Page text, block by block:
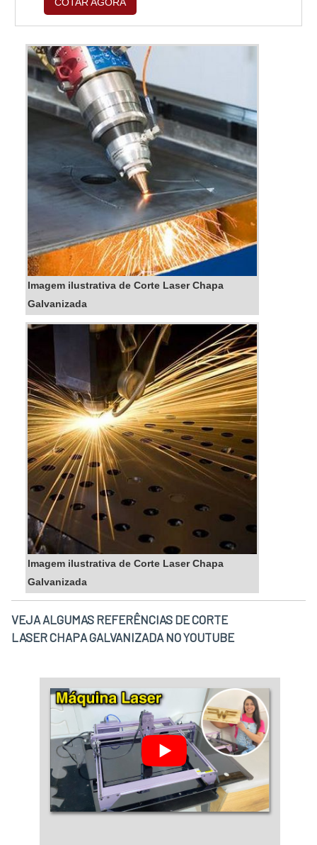
SOBRE CORTE A LASER CHAPA DE AÇOQuem
pesquisa na internet por uma empresa corte a
site da Interface. Atuando com corte a jato
d'água e dobra de...
Imagem ilustrativa de Corte Laser Chapa
Galvanizada
Imagem ilustrativa de Corte Laser Chapa
Galvanizada
VEJA ALGUMAS REFERÊNCIAS DE CORTE
LASER CHAPA GALVANIZADA NO YOUTUBE